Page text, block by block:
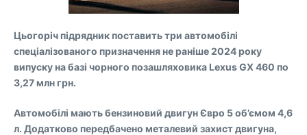
Цьогоріч підрядник поставить три автомобілі
спеціалізованого призначення не раніше 2024 року
випуску на базі чорного позашляховика Lexus GX 460 по
3,27 млн грн.
Автомобілі мають бензиновий двигун Євро 5 об’ємом 4,6
л. Додатково передбачено металевий захист двигуна,